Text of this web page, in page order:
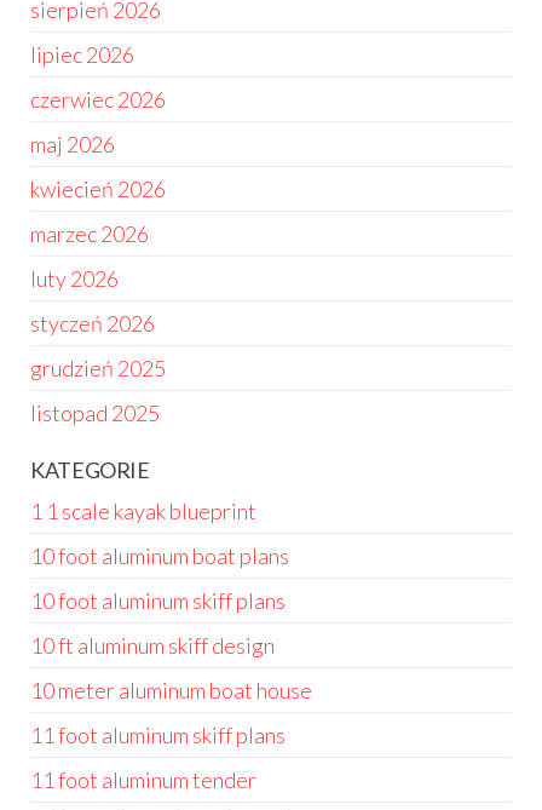
sierpień 2026
lipiec 2026
czerwiec 2026
maj 2026
kwiecień 2026
marzec 2026
luty 2026
styczeń 2026
grudzień 2025
listopad 2025
KATEGORIE
1 1 scale kayak blueprint
10 foot aluminum boat plans
10 foot aluminum skiff plans
10 ft aluminum skiff design
10 meter aluminum boat house
11 foot aluminum skiff plans
11 foot aluminum tender